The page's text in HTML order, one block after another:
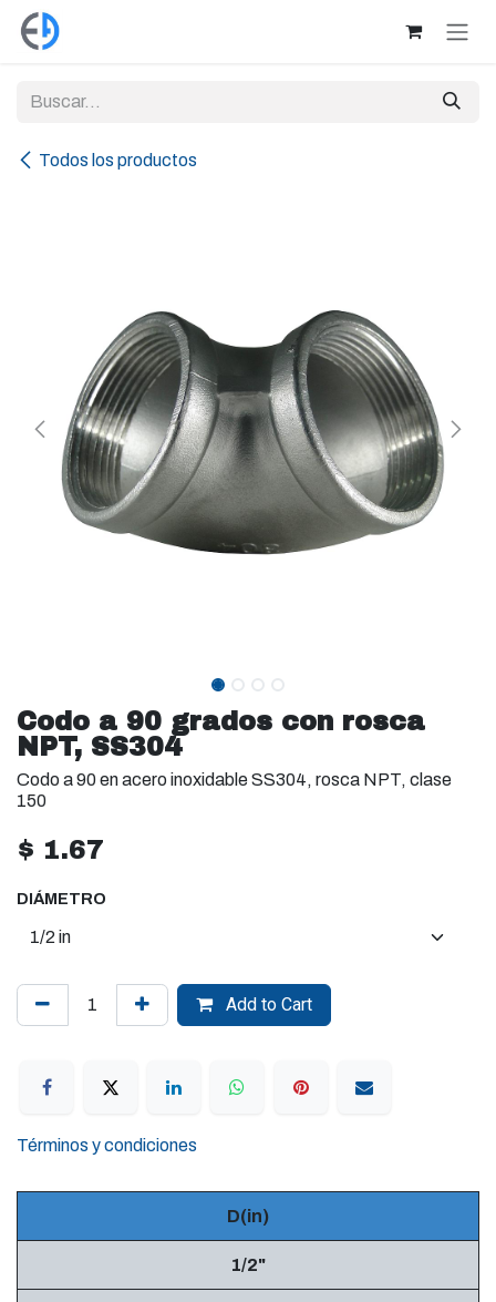
Ir al contenido
Todos los productos
Codo a 90 grados con rosca
NPT, SS304
Codo a 90 en acero inoxidable SS304, rosca NPT, clase
150
$ 1.67
DIÁMETRO
Add to Cart
Términos y condiciones
D(in)
1/2"